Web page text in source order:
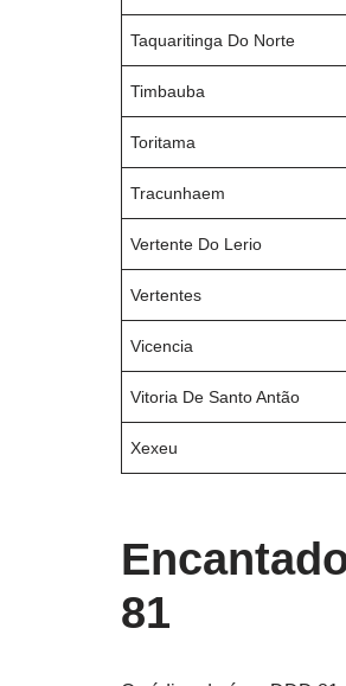
Taquaritinga Do Norte
Timbauba
Toritama
Tracunhaem
Vertente Do Lerio
Vertentes
Vicencia
Vitoria De Santo Antão
Xexeu
81